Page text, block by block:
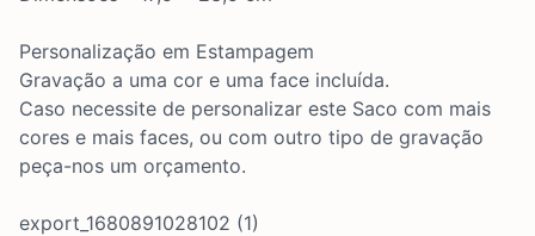
Personalização em Estampagem
Gravação a uma cor e uma face incluída.
Caso necessite de personalizar este Saco com mais
cores e mais faces, ou com outro tipo de gravação
peça-nos um orçamento.
export_1680891028102 (1)